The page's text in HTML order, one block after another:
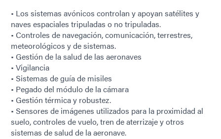
• Los sistemas avónicos controlan y apoyan satélites y
naves espaciales tripuladas o no tripuladas.
• Controles de navegación, comunicación, terrestres,
meteorológicos y de sistemas.
• Gestión de la salud de las aeronaves
• Vigilancia
• Sistemas de guía de misiles
• Pegado del módulo de la cámara
• Gestión térmica y robustez.
• Sensores de imágenes utilizados para la proximidad al
suelo, controles de vuelo, tren de aterrizaje y otros
sistemas de salud de la aeronave.